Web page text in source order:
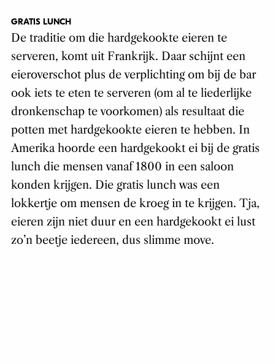
GRATIS LUNCH
De traditie om die hardgekookte eieren te
serveren, komt uit Frankrijk. Daar schijnt een
eieroverschot plus de verplichting om bij de bar
ook iets te eten te serveren (om al te liederlijke
dronkenschap te voorkomen) als resultaat die
potten met hardgekookte eieren te hebben. In
Amerika hoorde een hardgekookt ei bij de gratis
lunch die mensen vanaf 1800 in een saloon
konden krijgen. Die gratis lunch was een
lokkertje om mensen de kroeg in te krijgen. Tja,
eieren zijn niet duur en een hardgekookt ei lust
zo’n beetje iedereen, dus slimme move.